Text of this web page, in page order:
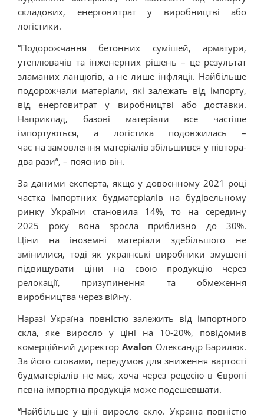
складових, енерговитрат у виробництві або
логістики.
“Подорожчання бетонних сумішей, арматури,
утеплювачів та інженерних рішень – це результат
зламаних ланцюгів, а не лише інфляції. Найбільше
подорожчали матеріали, які залежать від імпорту,
від енерговитрат у виробництві або доставки.
Наприклад, базові матеріали все частіше
імпортуються, а логістика подовжилась –
час на замовлення матеріалів збільшився у півтора-
два рази”, – пояснив він.
За даними експерта, якщо у довоєнному 2021 році
частка імпортних будматеріалів на будівельному
ринку України становила 14%, то на середину
2025 року вона зросла приблизно до 30%.
Ціни на іноземні матеріали здебільшого не
змінилися, тоді як українські виробники змушені
підвищувати ціни на свою продукцію через
релокації, призупинення та обмеження
виробництва через війну.
Наразі Україна повністю залежить від імпортного
скла, яке виросло у ціні на 10-20%, повідомив
комерційний директор Avalon Олександр Барилюк.
За його словами, передумов для зниження вартості
будматеріалів не має, хоча через рецесію в Європі
певна імпортна продукція може подешевшати.
“Найбільше у ціні виросло скло. Україна повністю